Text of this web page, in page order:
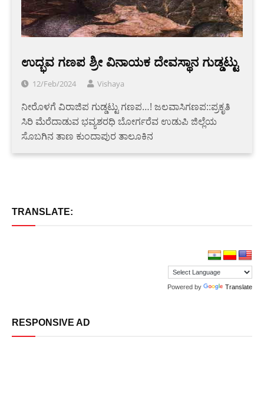
ಉದ್ಭವ ಗಣಪ ಶ್ರೀ ವಿನಾಯಕ ದೇವಸ್ಥಾನ ಗುಡ್ಡಟ್ಟು
12/Feb/2024 Vishaya
ನೀರೊಳಗೆ ವಿರಾಜಿಪ ಗುಡ್ಡಟ್ಟು ಗಣಪ…! ಜಲವಾಸಿಗಣಪ::ಪ್ರಕೃತಿ
ಸಿರಿ ಮೆರೆದಾಡುವ ಭವ್ಯಶರಧಿ ಬೋರ್ಗರೆವ ಉಡುಪಿ ಜಿಲ್ಲೆಯ
ಸೊಬಗಿನ ತಾಣ ಕುಂದಾಪುರ ತಾಲೂಕಿನ
TRANSLATE:
Powered by Translate
RESPONSIVE AD